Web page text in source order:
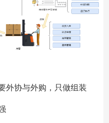
外协与外购，只做组装